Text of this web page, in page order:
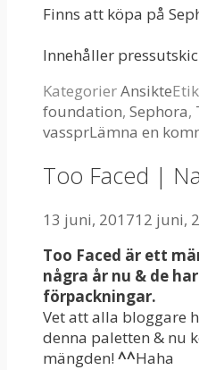
Finns att köpa på
Innehåller
KategorierAnsikte
foundation, Sephora,
vassprLämna en
Too Faced |
13 juni, 201712 juni,
Too Faced är ett
några år nu & de
förpackningar.
Vet att alla bloggare
denna paletten & nu
mängden! ^^Haha